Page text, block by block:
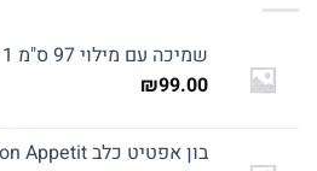
שמיכה עם מילוי 97 ס"מ 1 יחידה
₪99.00
בון אפטיט כלב Bon Appetit